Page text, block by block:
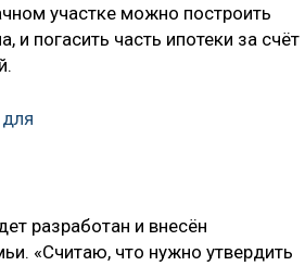
участке можно построить
и погасить часть ипотеки за счёт
разработан и внесён
«Считаю, что нужно утвердить